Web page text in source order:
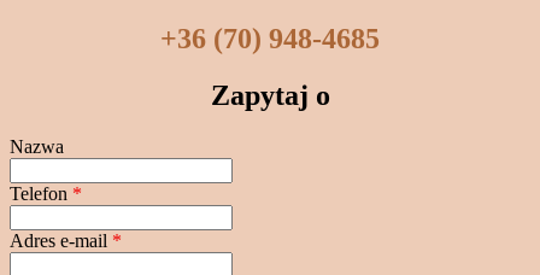
+36 (70) 948-4685
Zapytaj o
Nazwa
Telefon *
Adres e-mail *